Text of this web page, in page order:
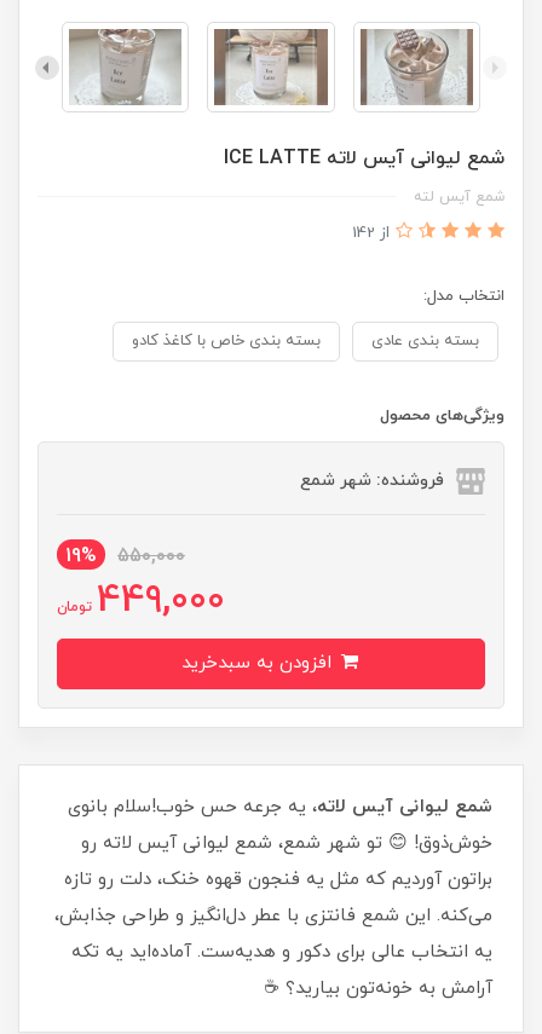
شمع لیوانی آیس لاته ICE LATTE
شمع آیس لته
از 142
انتخاب مدل:
بسته بندی عادی بسته بندی خاص با کاغذ کادو
ویژگی‌های محصول
فروشنده: شهر شمع
550,000
19%
449,000 تومان
شمع لیوانی آیس لاته، یه جرعه حس خوب!سلام بانوی
خوش‌ذوق! 😊 تو شهر شمع، شمع لیوانی آیس لاته رو
براتون آوردیم که مثل یه فنجون قهوه خنک، دلت رو تازه
می‌کنه. این شمع فانتزی با عطر دل‌انگیز و طراحی جذابش،
یه انتخاب عالی برای دکور و هدیه‌ست. آماده‌اید یه تکه
آرامش به خونه‌تون بیارید؟ ☕